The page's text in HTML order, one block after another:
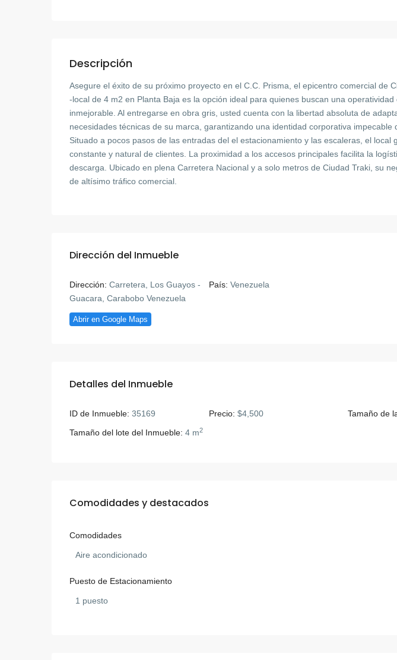
Descripción
Asegure el éxito de su próximo proyecto en el C.C. Prisma, el epicentro comercial de
-local de 4 m2 en Planta Baja es la opción ideal para quienes buscan una
inmejorable. Al entregarse en obra gris, usted cuenta con la libertad absoluta de
necesidades técnicas de su marca, garantizando una identidad corporativa impecable
Situado a pocos pasos de las entradas del el estacionamiento y las escaleras, el local
constante y natural de clientes. La proximidad a los accesos principales facilita la
descarga. Ubicado en plena Carretera Nacional y a solo metros de Ciudad Traki, su
de altísimo tráfico comercial.
Dirección del Inmueble
Dirección: Carretera, Los Guayos -
Guacara, Carabobo Venezuela
País: Venezuela
Abrir en Google Maps
Detalles del Inmueble
ID de Inmueble: 35169 Precio: $4,500 Tamaño de
Tamaño del lote del Inmueble: 4 m2
Comodidades y destacados
Comodidades
Aire acondicionado
Puesto de Estacionamiento
1 puesto